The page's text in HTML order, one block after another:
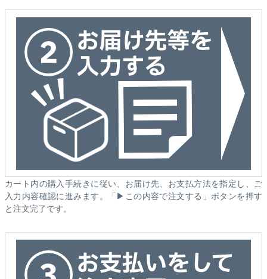
カート内の購入手続きに従い、お届け先、お支払方法を指定し、ご
入力内容確認に進みます。「▶この内容で注文する」ボタンを押す
と注文完了です。